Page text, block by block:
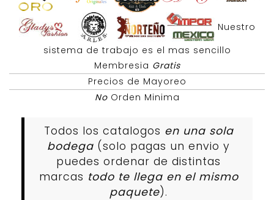
Nuestro
sistema de trabajo es el mas sencillo
Membresia Gratis
Precios de Mayoreo
NoOrden Minima
Todos los catalogos en una sola
bodega (solo pagas un envio y
puedes ordenar de distintas
marcas todo te llega en el mismo
paquete).